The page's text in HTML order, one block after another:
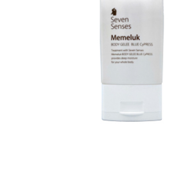
アクアイーズ
フェミリカ
マザーズエンブレイス